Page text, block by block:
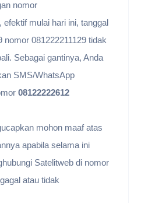
nomor
efektif mulai hari ini, tanggal
nomor 081222211129 tidak
Sebagai gantinya, Anda
SMS/WhatsApp
08122222612
mohon maaf atas
apabila selama ini
Satelitweb di nomor
atau tidak